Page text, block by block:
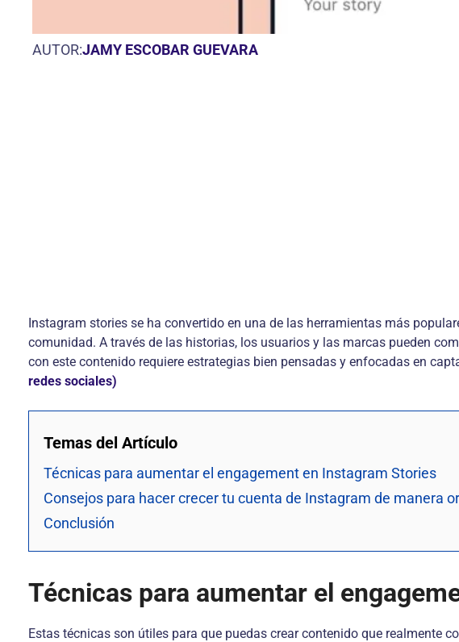
AUTOR:JAMY ESCOBAR GUEVARA
Instagram stories se ha convertido en una de las herramientas más
comunidad. A través de las historias, los usuarios y las marcas pueden
con este contenido requiere estrategias bien pensadas y enfocadas en
redes sociales)
Temas del Artículo
Técnicas para aumentar el engagement en Instagram Stories
Consejos para hacer crecer tu cuenta de Instagram de manera
Conclusión
Técnicas para aumentar el
Estas técnicas son útiles para que puedas crear contenido que realmente